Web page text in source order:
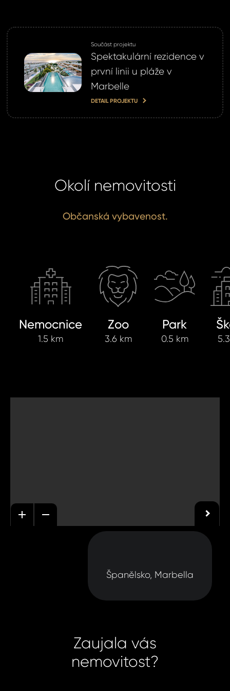
Součást projektu
Spektakulární rezidence v
první linii u pláže v
Marbelle
DETAIL PROJEKTU
Okolí nemovitosti
Občanská vybavenost.
Nemocnice
1.5 km
Zoo
3.6 km
Park
0.5 km
Španělsko, Marbella
Zaujala vás
nemovitost?
heslo?
účet ?
nyní